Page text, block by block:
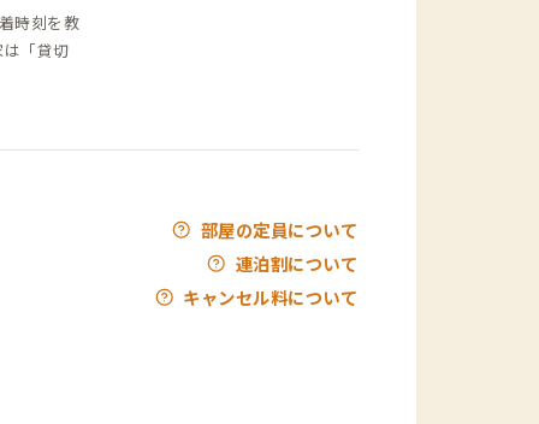
時刻を教
「貸切
部屋の定員について
連泊割について
キャンセル料について